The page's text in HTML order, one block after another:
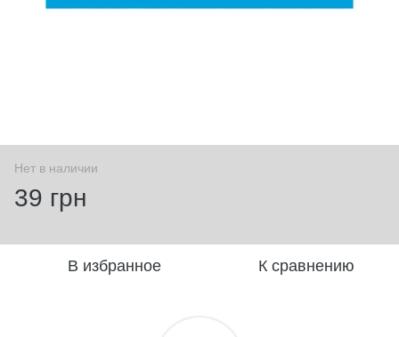
Нет в наличии
39 грн
В избранное К сравнению